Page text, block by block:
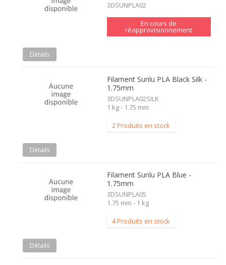
3DSUNPLA02
En cours de
réapprovisionnement
Détails
Filament Sunlu PLA Black Silk -
1.75mm
3DSUNPLA02SILK
1 kg - 1.75 mm
2 Produits en stock
Détails
Filament Sunlu PLA Blue -
1.75mm
3DSUNPLA05
1.75 mm - 1 kg
4 Produits en stock
Détails